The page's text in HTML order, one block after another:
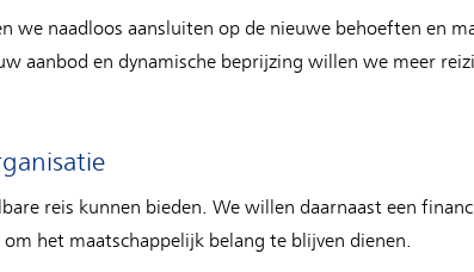
we naadloos aansluiten op de nieuwe behoeften en
aanbod en dynamische beprijzing willen we meer
reis kunnen bieden. We willen daarnaast een
het maatschappelijk belang te blijven dienen.